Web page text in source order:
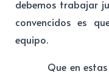
debemos trabajar
convencidos es
equipo.
Que en estas